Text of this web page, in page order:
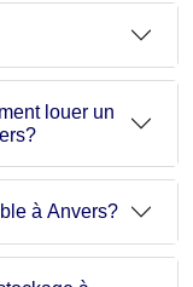
louer un
à Anvers?